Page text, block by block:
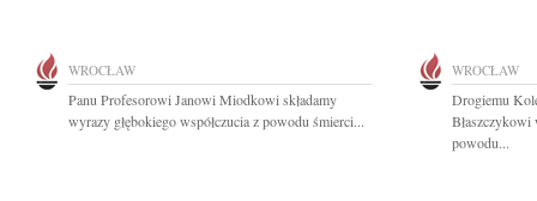
WROCŁAW
Panu Profesorowi Janowi Miodkowi składamy
wyrazy głębokiego współczucia z powodu śmierci...
WROCŁAW
Drogiemu
Błaszczykowi
powodu...